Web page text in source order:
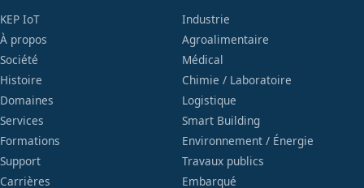
KEP IoT
À propos
Société
Histoire
Domaines
Services
Formations
Support
Carrières
Industrie
Agroalimentaire
Médical
Chimie / Laboratoire
Logistique
Smart Building
Environnement / Énergie
Travaux publics
Embarqué